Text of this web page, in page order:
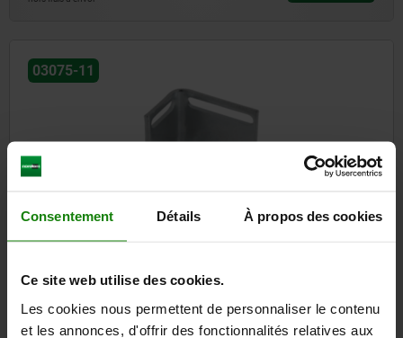
Consentement Détails À propos des cookies
Ce site web utilise des cookies.
Les cookies nous permettent de personnaliser le contenu
et les annonces, d'offrir des fonctionnalités relatives aux
03075-11
Equerre de fixation pour fermeture magnétique
à partir de 4,05 €
hors TVA
hors frais d’envoi
DÉTAILS